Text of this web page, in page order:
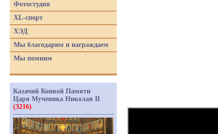
Фотостудия
XL-спорт
ХЭД
Мы благодарим и награждаем
Мы помним
Казачий Конвой Памяти
Царя Мученика Николая II
(3216)